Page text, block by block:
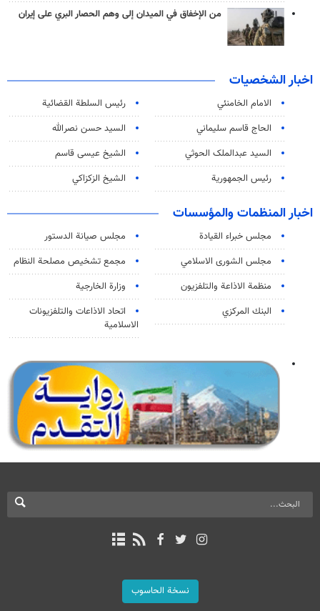
من الإخفاق في الميدان إلى وهم الحصار البري على إيران
اخبار الشخصيات
الامام الخامنئي
رئیس السلطة القضائیة
الحاج قاسم سليماني
السيد حسن نصرالله
السید عبدالملک الحوثي
الشيخ عيسى قاسم
رئيس الجمهورية
الشيخ الزكزاكي
اخبار المنظمات والمؤسسات
مجلس خبراء القيادة
مجلس صيانة الدستور
مجلس الشورى الاسلامي
مجمع تشخيص مصلحة النظام
منظمة الاذاعة والتلفزیون
وزارة الخارجية
البنك المركزي
اتحاد الاذاعات والتلفزيونات
الاسلامية
نسخة الحاسوب